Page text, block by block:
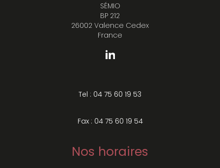
SÉMIO
BP 212
26002 Valence Cedex
France
Tel : 04 75 60 19 53
Fax : 04 75 60 19 54
Nos horaires